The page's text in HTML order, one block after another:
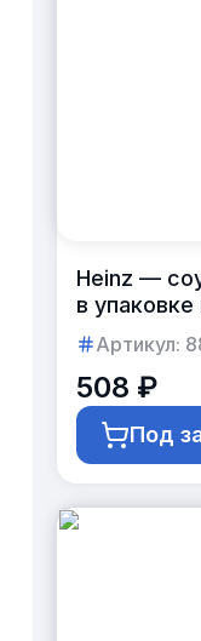
Heinz —
в
Артикул:
508 ₽
Под